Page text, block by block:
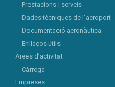
Prestacions i serveis
Dades tècniques de l’aeroport
Documentació aeronàutica
Enllaços útils
Àrees d’activitat
Càrrega
Empreses